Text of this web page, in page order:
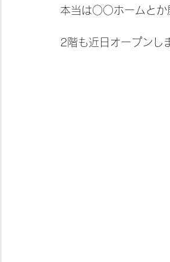
本当は○○ホームとか
2階も近日オープンし